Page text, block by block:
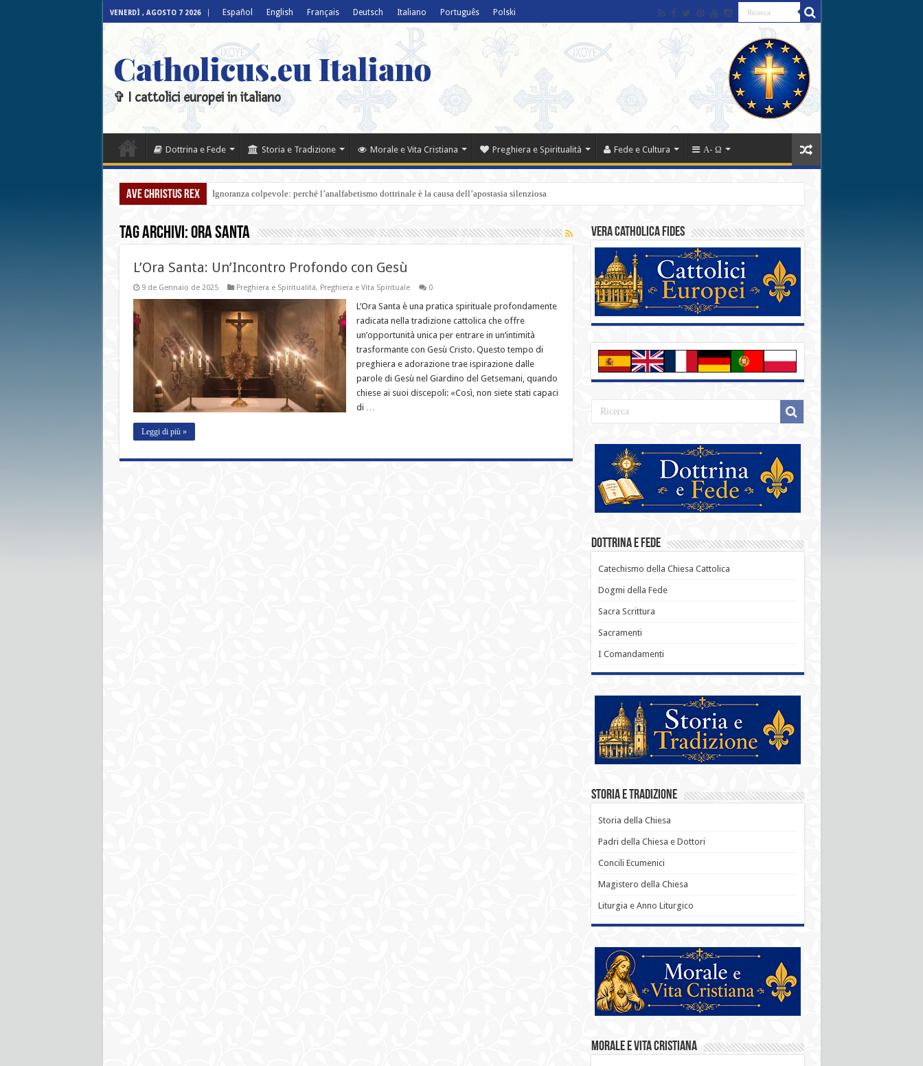
VENERDÌ , AGOSTO 7 2026 Español English Français Deutsch Italiano Português Polski
Catholicus.eu Italiano
✞ I cattolici europei in italiano
Dottrina e Fede Storia e Tradizione Morale e Vita Cristiana Preghiera e Spiritualità Fede e Cultura Α- Ω
Ave Christus Rex Ignoranza colpevole: perché l’analfabetismo dottrinale è la causa dell’apostasia silenziosa
Tag Archivi:Ora Santa
L’Ora Santa: Un’Incontro Profondo con Gesù
9 de Gennaio de 2025 Preghiera e Spiritualità, Preghiera e Vita Spirituale 0
L’Ora Santa è una pratica spirituale profondamente
radicata nella tradizione cattolica che offre
un’opportunità unica per entrare in un’intimità
trasformante con Gesù Cristo. Questo tempo di
preghiera e adorazione trae ispirazione dalle
parole di Gesù nel Giardino del Getsemani, quando
chiese ai suoi discepoli: «Così, non siete stati capaci
di …
Leggi di più »
Vera catholica fides
Dottrina e Fede
Catechismo della Chiesa Cattolica
Dogmi della Fede
Sacra Scrittura
Sacramenti
I Comandamenti
Storia e Tradizione
Storia della Chiesa
Padri della Chiesa e Dottori
Concili Ecumenici
Magistero della Chiesa
Liturgia e Anno Liturgico
Morale e Vita Cristiana